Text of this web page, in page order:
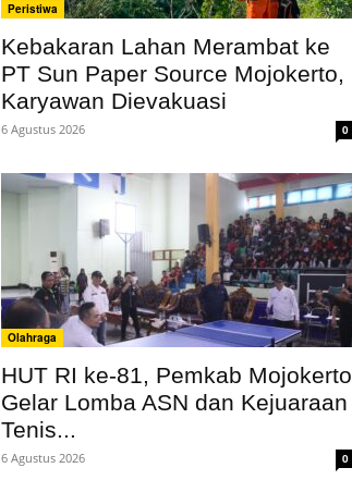
Peristiwa
Kebakaran Lahan Merambat ke
PT Sun Paper Source Mojokerto,
Karyawan Dievakuasi
6 Agustus 2026 0
Olahraga
HUT RI ke-81, Pemkab Mojokerto
Gelar Lomba ASN dan Kejuaraan
Tenis...
6 Agustus 2026 0